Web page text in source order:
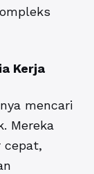
Kerja
mencari
Mereka
cepat,